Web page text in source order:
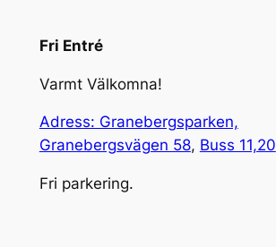
Fri Entré
Varmt Välkomna!
Adress: Granebergsparken,
Granebergsvägen 58, Buss 11,20
Fri parkering.